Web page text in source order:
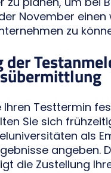
November einen
zu
der
Ihren Testtermin
Sie sich
als
angeben.
die Zustellung